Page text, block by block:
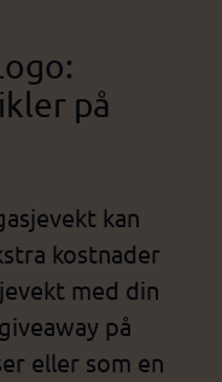
på
kan
kostnader
med din
på
eller som en